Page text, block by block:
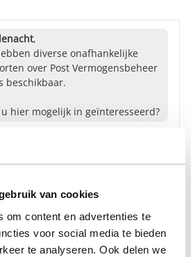
van cookies
om content en advertenties te
voor social media te bieden
te analyseren. Ook delen we
,
diverse onafhankelijke
over Post Vermogensbeheer
beschikbaar.
hier mogelijk in geïnteresseerd?
voor u beste